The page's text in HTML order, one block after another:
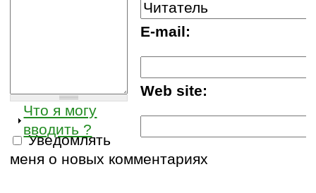
E-mail:
Web site:
Что я могу
вводить ?
Уведомлять
меня о новых комментариях